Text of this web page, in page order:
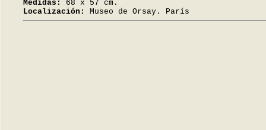
Medidas:
68 x 57 cm.
Localización:
Museo de Orsay. París